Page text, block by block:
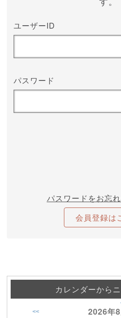
ユーザーID
パスワード
パスワードをお忘
会員登録は
カレンダーから
2026年
<<